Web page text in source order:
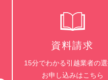
資料請求
15分でわかる引越業者の
お申し込みはこちら